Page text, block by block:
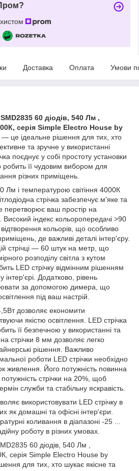
Доставка Оплата Умови
60 діодів, 540 Лм ,
серія Simple Electro House by
це ідеальне рішення для тих, хто
та зручне у використанні
поєднує у собі простоту установки
робить її чудовим вибором для
різних приміщень.
Лм і температурою світіння 4000К
стрічка забезпечує м'яке та
перетворює ваш простір на
індекс кольоропередачі >90
кольорів, що особливо
де важливі деталі інтер'єру.
цій стрічці — 60 штук на метр, що
розподілу світла з кутом
LED стрічку відмінним рішенням
інтер'єрі. Додатково, рівень
за допомогою димера, що
під ваш настрій.
дозволяє економити
якістю освітлення. LED стрічка
її безпечною у використанні та
стрічки 8 мм дозволяє легко
рішення. Важливо
роботи LED стрічки необхідно
живлення. Його потужність повинна
стрічки на 20%, щоб
служби та стабільну яскравість.
використовувати LED стрічку в
як домашні та офісні інтер'єри.
коливання в діапазоні -25 ...
роботу в різних умовах.
60 діодів, 540 Лм ,
серія Simple Electro House by
для тих, хто шукає якісне та